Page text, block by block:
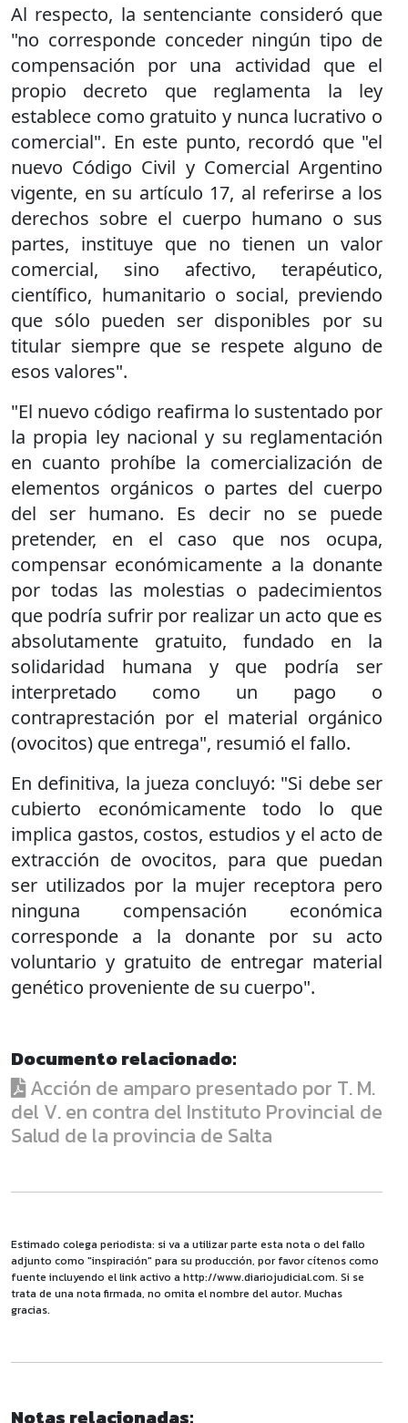
Al respecto, la sentenciante consideró que
"no corresponde conceder ningún tipo de
compensación por una actividad que el
propio decreto que reglamenta la ley
establece como gratuito y nunca lucrativo o
comercial". En este punto, recordó que "el
nuevo Código Civil y Comercial Argentino
vigente, en su artículo 17, al referirse a los
derechos sobre el cuerpo humano o sus
partes, instituye que no tienen un valor
comercial, sino afectivo, terapéutico,
científico, humanitario o social, previendo
que sólo pueden ser disponibles por su
titular siempre que se respete alguno de
esos valores".
"El nuevo código reafirma lo sustentado por
la propia ley nacional y su reglamentación
en cuanto prohíbe la comercialización de
elementos orgánicos o partes del cuerpo
del ser humano. Es decir no se puede
pretender, en el caso que nos ocupa,
compensar económicamente a la donante
por todas las molestias o padecimientos
que podría sufrir por realizar un acto que es
absolutamente gratuito, fundado en la
solidaridad humana y que podría ser
interpretado como un pago o
contraprestación por el material orgánico
(ovocitos) que entrega", resumió el fallo.
En definitiva, la jueza concluyó: "Si debe ser
cubierto económicamente todo lo que
implica gastos, costos, estudios y el acto de
extracción de ovocitos, para que puedan
ser utilizados por la mujer receptora pero
ninguna compensación económica
corresponde a la donante por su acto
voluntario y gratuito de entregar material
genético proveniente de su cuerpo".
Documento relacionado:
Acción de amparo presentado por T. M.
del V. en contra del Instituto Provincial de
Salud de la provincia de Salta
Estimado colega periodista: si va a utilizar parte esta nota o del fallo
adjunto como "inspiración" para su producción, por favor cítenos como
fuente incluyendo el link activo a http://www.diariojudicial.com. Si se
trata de una nota firmada, no omita el nombre del autor. Muchas
gracias.
Notas relacionadas: